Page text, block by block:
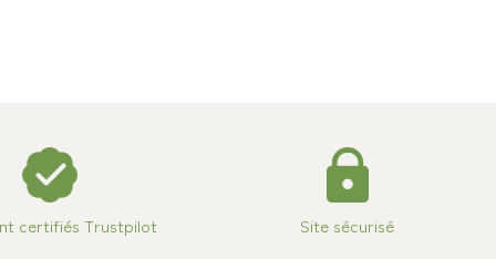
certifiés Trustpilot Site sécurisé